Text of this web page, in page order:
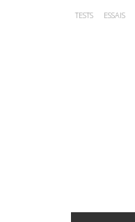
TESTS ESSAIS